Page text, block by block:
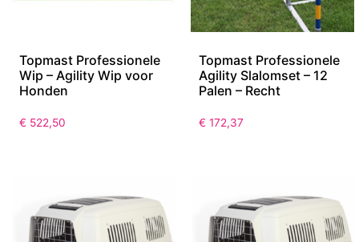
Topmast Professionele
Wip – Agility Wip voor
Honden
€ 522,50
Topmast Professionele
Agility Slalomset – 12
Palen – Recht
€ 172,37